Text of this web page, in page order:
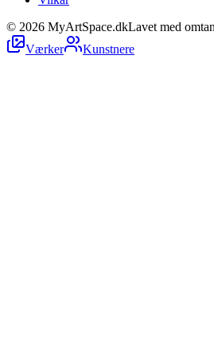
© 2026 MyArtSpace.dkLavet med
Værker
Kunstnere